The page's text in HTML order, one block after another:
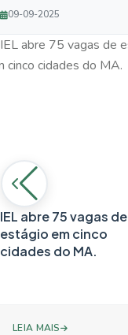
09-09-2025
IEL abre 75 vagas de
estágio em cinco
cidades do MA.
LEIA MAIS